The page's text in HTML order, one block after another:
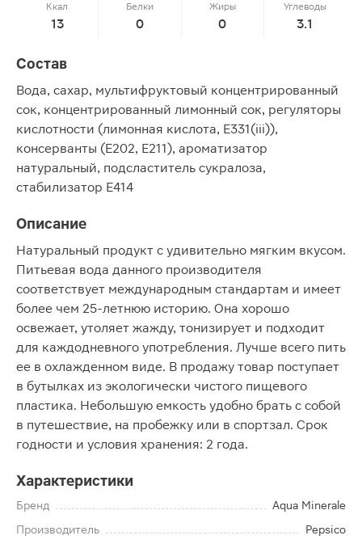
Ккал
13
Белки
0
Жиры
0
Углеводы
3.1
Состав
Вода, сахар, мультифруктовый концентрированный
сок, концентрированный лимонный сок, регуляторы
кислотности (лимонная кислота, E331(iii)),
консерванты (E202, E211), ароматизатор
натуральный, подсластитель сукралоза,
стабилизатор E414
Описание
Натуральный продукт с удивительно мягким вкусом.
Питьевая вода данного производителя
соответствует международным стандартам и имеет
более чем 25-летнюю историю. Она хорошо
освежает, утоляет жажду, тонизирует и подходит
для каждодневного употребления. Лучше всего пить
ее в охлажденном виде. В продажу товар поступает
в бутылках из экологически чистого пищевого
пластика. Небольшую емкость удобно брать с собой
в путешествие, на пробежку или в спортзал. Срок
годности и условия хранения: 2 года.
Характеристики
Бренд
Aqua Minerale
Производитель
Pepsico